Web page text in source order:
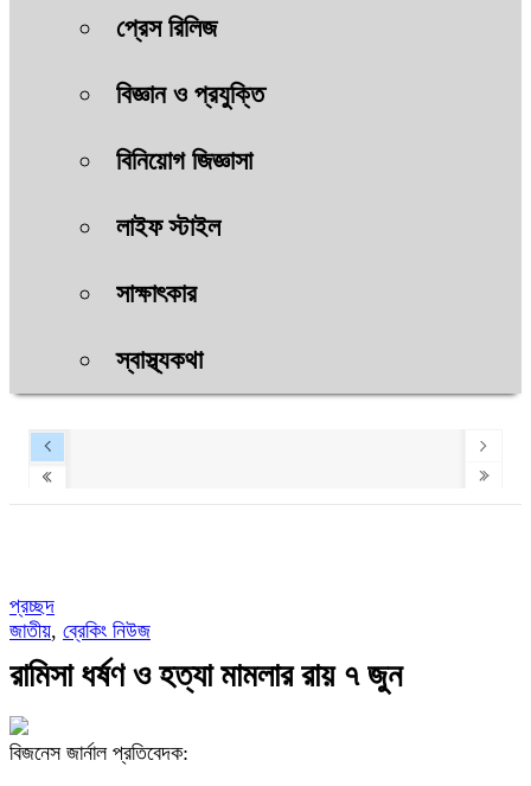
প্রেস রিলিজ
বিজ্ঞান ও প্রযুক্তি
বিনিয়োগ জিজ্ঞাসা
লাইফ স্টাইল
সাক্ষাৎকার
স্বাস্থ্যকথা
প্রচ্ছদ
জাতীয়, ব্রেকিং নিউজ
রামিসা ধর্ষণ ও হত্যা মামলার রায় ৭ জুন
বিজনেস জার্নাল প্রতিবেদক: